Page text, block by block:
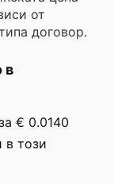
от
договор.
в
€ 0.0140
в този